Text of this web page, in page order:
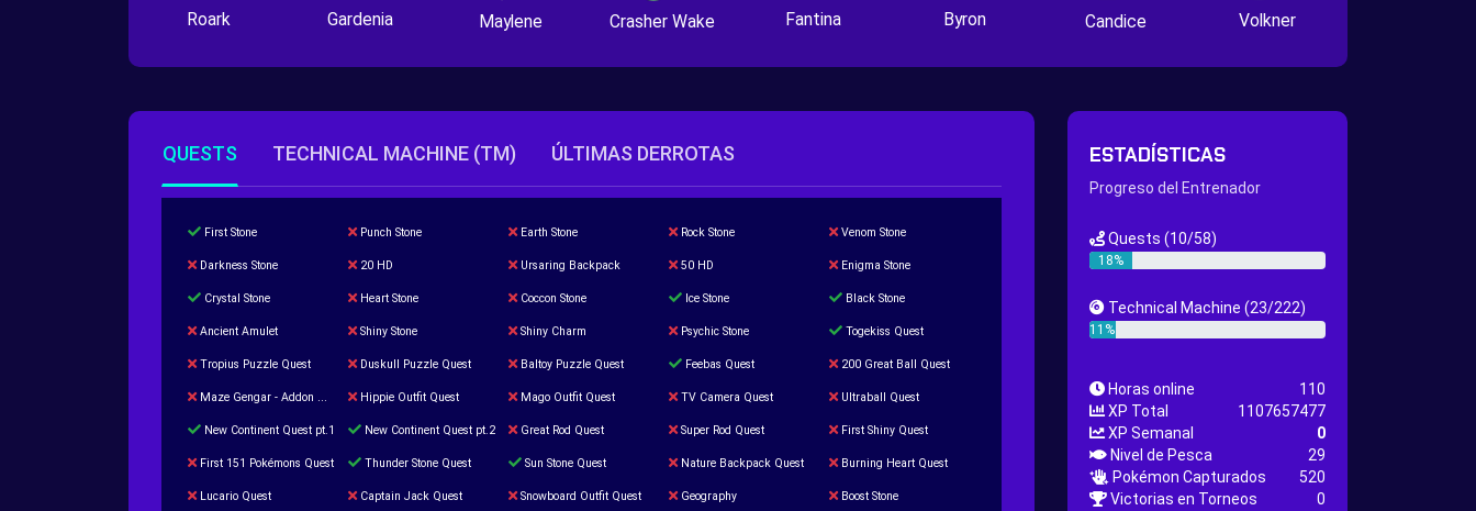
Roark Gardenia Maylene Crasher Wake Fantina Byron Candice Volkner
QUESTS TECHNICAL MACHINE (TM) ÚLTIMAS DERROTAS
First Stone Punch Stone Earth Stone Rock Stone Venom Stone
Darkness Stone 20 HD Ursaring Backpack 50 HD Enigma Stone
Crystal Stone Heart Stone Coccon Stone Ice Stone Black Stone
Ancient Amulet Shiny Stone Shiny Charm Psychic Stone Togekiss Quest
Tropius Puzzle Quest Duskull Puzzle Quest Baltoy Puzzle Quest Feebas Quest 200 Great Ball Quest
Maze Gengar - Addon Gengar Quest Hippie Outfit Quest Mago Outfit Quest TV Camera Quest Ultraball Quest
New Continent Quest pt.1 New Continent Quest pt.2 Great Rod Quest Super Rod Quest First Shiny Quest
First 151 Pokémons Quest Thunder Stone Quest Sun Stone Quest Nature Backpack Quest Burning Heart Quest
Lucario Quest Captain Jack Quest Snowboard Outfit Quest Geography Boost Stone
ESTADÍSTICAS
Progreso del Entrenador
Quests (10/58)
18%
Technical Machine (23/222)
11%
Horas online
110
XP Total
1107657477
XP Semanal
0
Nivel de Pesca
29
Pokémon Capturados
520
Victorias en Torneos
0